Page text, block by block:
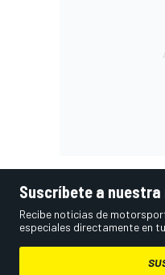
Suscríbete a
Recibe noticias de
especiales directamente en